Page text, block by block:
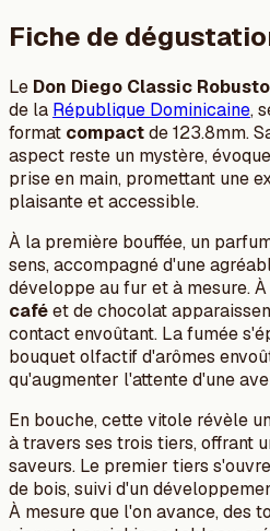
Fiche de
Le Don Diego Classic
de la République Dominicaine,
format compactde 123.8mm.
aspect reste un mystère,
prise en main, promettant une
plaisante et accessible.
À la première bouffée, un
sens, accompagné d'une
développe au fur et à mesure.
caféet de chocolat
contact envoûtant. La fumée
bouquet olfactif d'arômes
qu'augmenter l'attente d'une
En bouche, cette vitole révèle
à travers ses trois tiers, offrant
saveurs. Le premier tiers
de bois, suivi d'un
À mesure que l'on avance, des